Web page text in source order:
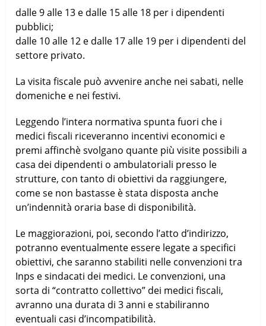
dalle 9 alle 13 e dalle 15 alle 18 per i dipendenti
pubblici;
dalle 10 alle 12 e dalle 17 alle 19 per i dipendenti del
settore privato.
La visita fiscale può avvenire anche nei sabati, nelle
domeniche e nei festivi.
Leggendo l’intera normativa spunta fuori che i
medici fiscali riceveranno incentivi economici e
premi affinchè svolgano quante più visite possibili a
casa dei dipendenti o ambulatoriali presso le
strutture, con tanto di obiettivi da raggiungere,
come se non bastasse è stata disposta anche
un’indennità oraria base di disponibilità.
Le maggiorazioni, poi, secondo l’atto d’indirizzo,
potranno eventualmente essere legate a specifici
obiettivi, che saranno stabiliti nelle convenzioni tra
Inps e sindacati dei medici. Le convenzioni, una
sorta di “contratto collettivo” dei medici fiscali,
avranno una durata di 3 anni e stabiliranno
eventuali casi d’incompatibilità.